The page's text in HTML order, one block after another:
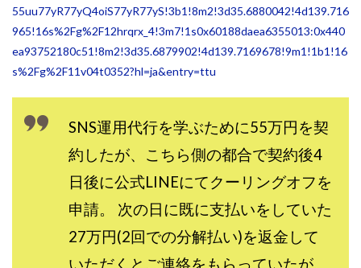
55uu77yR77yQ4oiS77yR77yS!3b1!8m2!3d35.6880042!4d139.716
965!16s%2Fg%2F12hrqrx_4!3m7!1s0x60188daea6355013:0x440
ea93752180c51!8m2!3d35.6879902!4d139.7169678!9m1!1b1!16
s%2Fg%2F11v04t0352?hl=ja&entry=ttu
SNS運用代行を学ぶために55万円を契
約したが、こちら側の都合で契約後4
日後に公式LINEにてクーリングオフを
申請。 次の日に既に支払いをしていた
27万円(2回での分解払い)を返金して
いただくとご連絡をもらっていたが、
ソフト株式会社
タスク詐欺
スマホふくぎょうのおしごと！
チャプロ
ちょこスマ
ちょこっと
ちょこプラ(choco+)
ドリームテック合同会社
ドリームワーク
スマホを使って稼ぐ方法
スマホひとつでらくらく副業
トレンド
スマートジョブnet
サクッとお仕事サービス
サクッと毎日5万円
サポーターズファミリー(supporter's family)